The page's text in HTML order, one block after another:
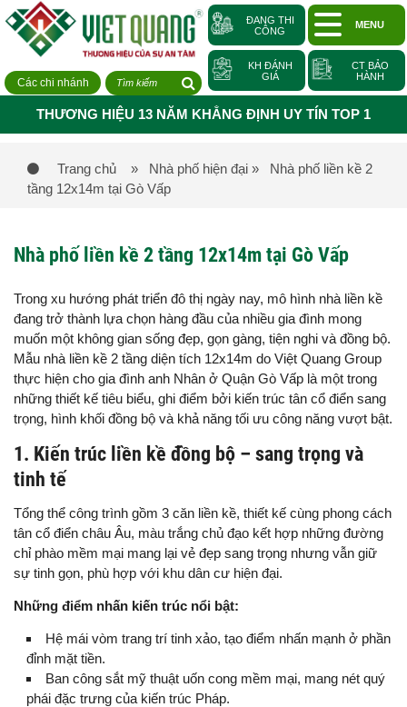
Các chi nhánh
ĐANG THI
CÔNG
MENU
KH ĐÁNH
GIÁ
CT BẢO
HÀNH
THƯƠNG HIỆU 13 NĂM KHẲNG ĐỊNH UY TÍN TOP 1
Trang chủ » Nhà phố hiện đại » Nhà phố liền kề 2
tầng 12x14m tại Gò Vấp
Nhà phố liền kề 2 tầng 12x14m tại Gò Vấp
Trong xu hướng phát triển đô thị ngày nay, mô hình nhà liền kề
đang trở thành lựa chọn hàng đầu của nhiều gia đình mong
muốn một không gian sống đẹp, gọn gàng, tiện nghi và đồng bộ.
Mẫu nhà liền kề 2 tầng diện tích 12x14m do Việt Quang Group
thực hiện cho gia đình anh Nhân ở Quận Gò Vấp là một trong
những thiết kế tiêu biểu, ghi điểm bởi kiến trúc tân cổ điển sang
trọng, hình khối đồng bộ và khả năng tối ưu công năng vượt bật.
1. Kiến trúc liền kề đồng bộ – sang trọng và
tinh tế
Tổng thể công trình gồm 3 căn liền kề, thiết kế cùng phong cách
tân cổ điển châu Âu, màu trắng chủ đạo kết hợp những đường
chỉ phào mềm mại mang lại vẻ đẹp sang trọng nhưng vẫn giữ
sự tinh gọn, phù hợp với khu dân cư hiện đại.
Những điểm nhấn kiến trúc nổi bật:
Hệ mái vòm trang trí tinh xảo, tạo điểm nhấn mạnh ở phần
đỉnh mặt tiền.
Ban công sắt mỹ thuật uốn cong mềm mại, mang nét quý
phái đặc trưng của kiến trúc Pháp.